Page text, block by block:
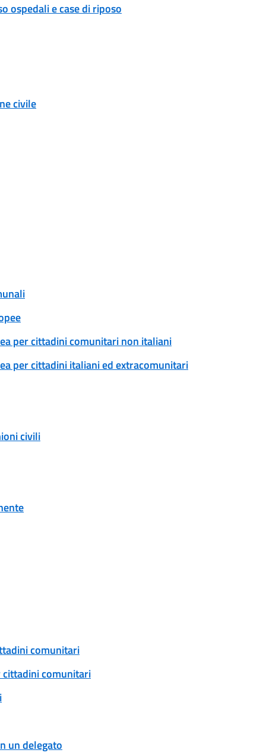
ospedali e case di riposo
civile
per cittadini comunitari non italiani
per cittadini italiani ed extracomunitari
civili
comunitari
cittadini comunitari
un delegato